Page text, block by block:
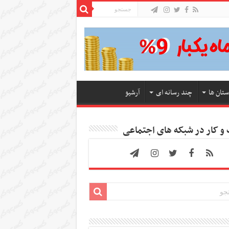
ها چند رسانه ای آرشیو
کار در شبکه های اجتماعی